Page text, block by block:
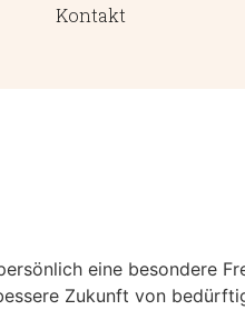
Kontakt
eine besondere
Zukunft von